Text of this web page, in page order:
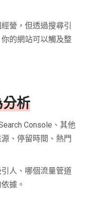
營，但透過搜尋引
的網站可以觸及整
析
Console、其他
、停留時間、熱門
人、哪個流量管道
據。